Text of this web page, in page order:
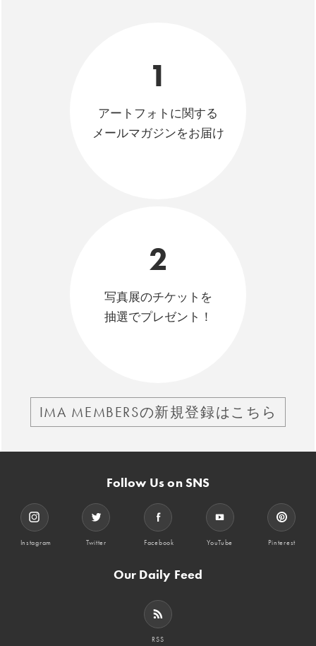
1
アートフォトに関する
メールマガジンをお届け
2
写真展のチケットを
抽選でプレゼント！
IMA MEMBERSの新規登録はこちら
Follow Us on SNS
Instagram Twitter Facebook YouTube Pinterest
Our Daily Feed
RSS